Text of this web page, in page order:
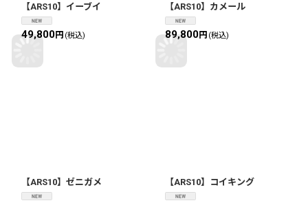
【ARS10】イーブイ
49,800円 (税込)
【ARS10】カメール
89,800円 (税込)
【ARS10】ゼニガメ 【ARS10】コイキング